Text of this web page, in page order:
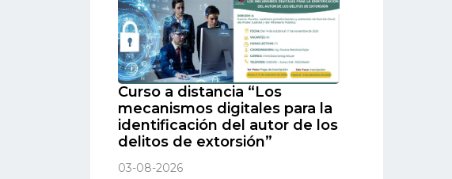
Curso a distancia “Los
mecanismos digitales para la
identificación del autor de los
delitos de extorsión”
03-08-2026